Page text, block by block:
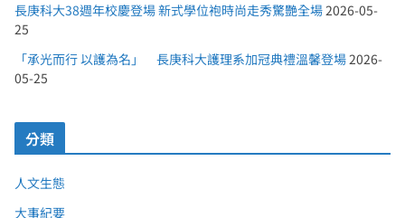
長庚科大38週年校慶登場 新式學位袍時尚走秀驚艷全場2026-05-
25
「承光而行 以護為名」 長庚科大護理系加冠典禮溫馨登場2026-
05-25
分類
人文生態
大事紀要